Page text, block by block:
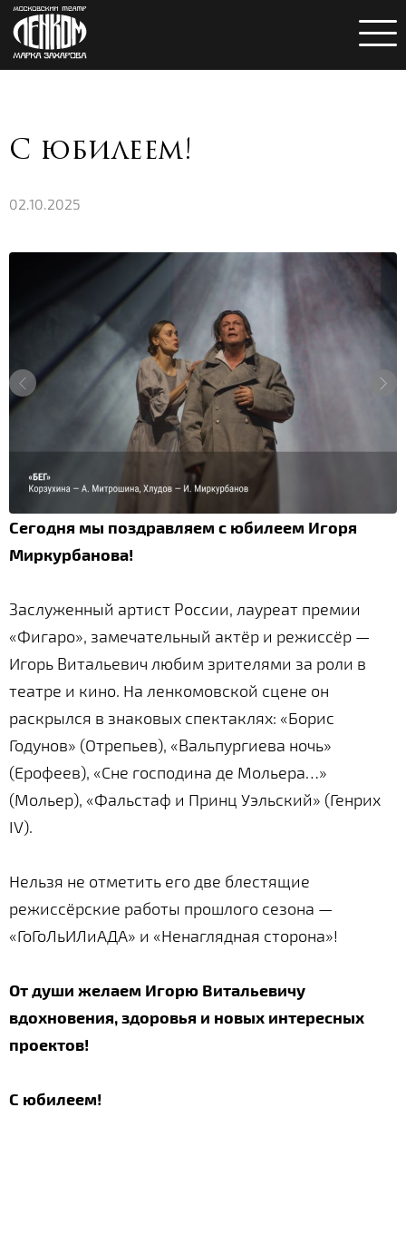
С юбилеем!
02.10.2025
Сегодня мы поздравляем с юбилеем Игоря
Миркурбанова!
Заслуженный артист России, лауреат премии
«Фигаро», замечательный актёр и режиссёр —
Игорь Витальевич любим зрителями за роли в
театре и кино. На ленкомовской сцене он
раскрылся в знаковых спектаклях: «Борис
Годунов» (Отрепьев), «Вальпургиева ночь»
(Ерофеев), «Сне господина де Мольера…»
(Мольер), «Фальстаф и Принц Уэльский» (Генрих
IV).
Нельзя не отметить его две блестящие
режиссёрские работы прошлого сезона —
«ГоГоЛьИЛиАДА» и «Ненаглядная сторона»!
От души желаем Игорю Витальевичу
вдохновения, здоровья и новых интересных
проектов!
С юбилеем!